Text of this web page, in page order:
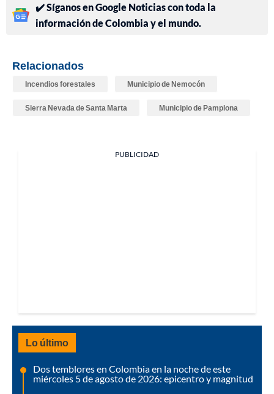
✔️ Síganos en Google Noticias con toda la
información de Colombia y el mundo.
Relacionados
Incendios forestales Municipio de Nemocón
Sierra Nevada de Santa Marta Municipio de Pamplona
PUBLICIDAD
Lo último
Dos temblores en Colombia en la noche de este
miércoles 5 de agosto de 2026: epicentro y magnitud